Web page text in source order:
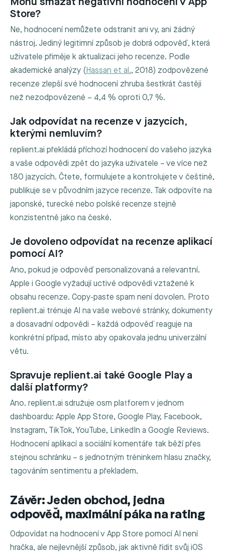
Store?
Ne, hodnocení nemůžete odstranit ani vy, ani žádný
nástroj. Jediný legitimní způsob je dobrá odpověď, která
uživatele přiměje k aktualizaci jeho recenze. Podle
akademické analýzy (Hassan et al., 2018) zodpovězené
recenze zlepší své hodnocení zhruba šestkrát častěji
než nezodpovězené – 4,4 % oproti 0,7 %.
Jak odpovídat na recenze v jazycích,
kterými nemluvím?
replient.ai překládá příchozí hodnocení do vašeho jazyka
a vaše odpovědi zpět do jazyka uživatele – ve více než
180 jazycích. Čtete, formulujete a kontrolujete v češtině,
publikuje se v původním jazyce recenze. Tak odpovíte na
japonské, turecké nebo polské recenze stejně
konzistentně jako na české.
Je dovoleno odpovídat na recenze aplikací
pomocí AI?
Ano, pokud je odpověď personalizovaná a relevantní.
Apple i Google vyžadují uctivé odpovědi vztažené k
obsahu recenze. Copy-paste spam není dovolen. Proto
replient.ai trénuje AI na vaše webové stránky, dokumenty
a dosavadní odpovědi – každá odpověď reaguje na
konkrétní případ, místo aby opakovala jednu univerzální
větu.
Spravuje replient.ai také Google Play a
další platformy?
Ano. replient.ai sdružuje osm platforem v jednom
dashboardu: Apple App Store, Google Play, Facebook,
Instagram, TikTok, YouTube, LinkedIn a Google Reviews.
Hodnocení aplikací a sociální komentáře tak běží přes
stejnou schránku – s jednotným tréninkem hlasu značky,
tagováním sentimentu a překladem.
Závěr: Jeden obchod, jedna
odpověď, maximální páka na rating
Odpovídat na hodnocení v App Store pomocí AI není
hračka, ale nejlevnější způsob, jak aktivně řídit svůj iOS